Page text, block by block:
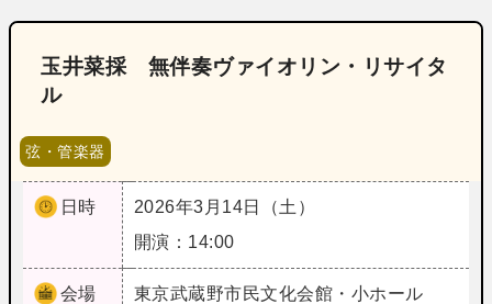
玉井菜採 無伴奏ヴァイオリン・リサイタ
ル
弦・管楽器
日時
2026年3月14日（土）
開演：14:00
会場 東京武蔵野市民文化会館・小ホール